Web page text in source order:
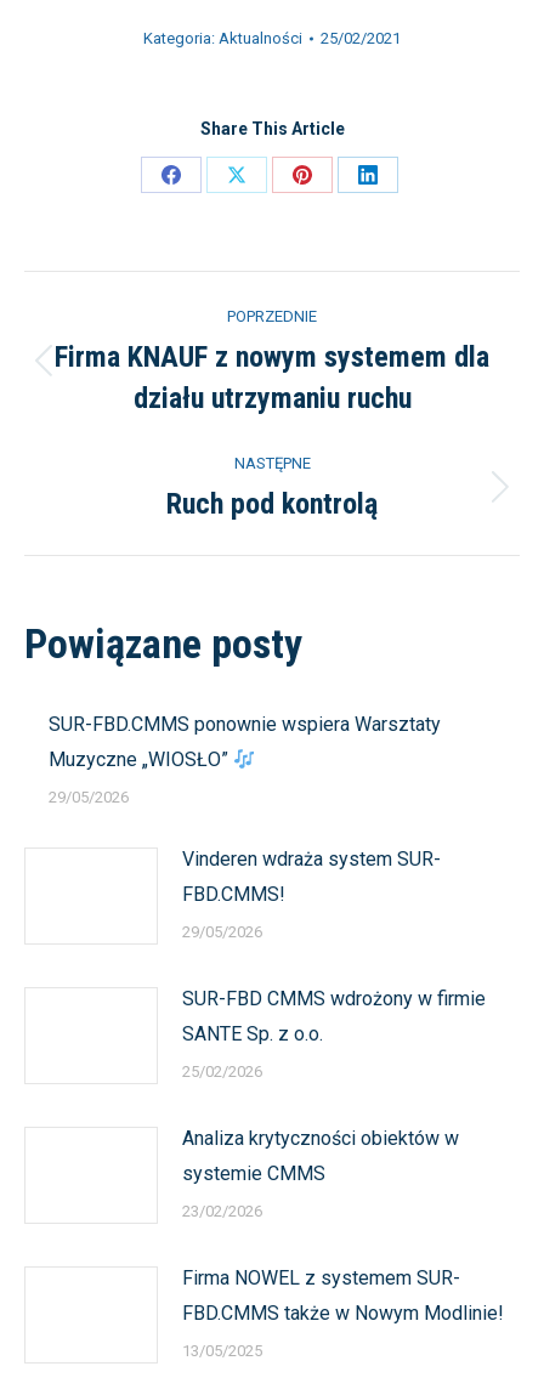
Kategoria: Aktualności 25/02/2021
Share This Article
Share
Share
Share
Share
Nawigacja
wpisów
POPRZEDNIE
Poprzedni
wpis:
Firma KNAUF z nowym systemem dla
działu utrzymaniu ruchu
NASTĘPNE
Następny
Ruch pod kontrolą
Powiązane posty
SUR-FBD.CMMS ponownie wspiera Warsztaty
Muzyczne „WIOSŁO”
29/05/2026
Vinderen wdraża system SUR-
FBD.CMMS!
29/05/2026
SUR-FBD CMMS wdrożony w firmie
SANTE Sp. z o.o.
25/02/2026
Analiza krytyczności obiektów w
systemie CMMS
23/02/2026
Firma NOWEL z systemem SUR-
FBD.CMMS także w Nowym Modlinie!
13/05/2025